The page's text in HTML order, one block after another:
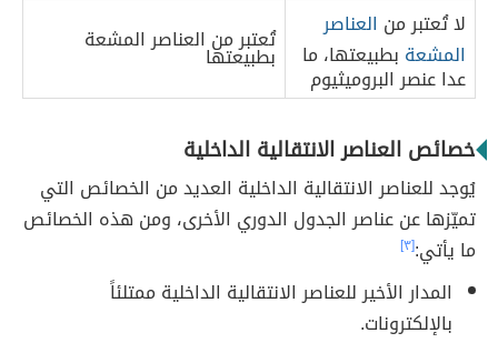
لا تُعتبر من العناصر
المشعة بطبيعتها، ما
عدا عنصر البروميثيوم
تُعتبر من العناصر المشعة
بطبيعتها
خصائص العناصر الانتقالية الداخلية
يُوجد للعناصر الانتقالية الداخلية العديد من الخصائص التي
تميّزها عن عناصر الجدول الدوري الأخرى، ومن هذه الخصائص
ما يأتي:[٣]
المدار الأخير للعناصر الانتقالية الداخلية ممتلئاً
بالإلكترونات.